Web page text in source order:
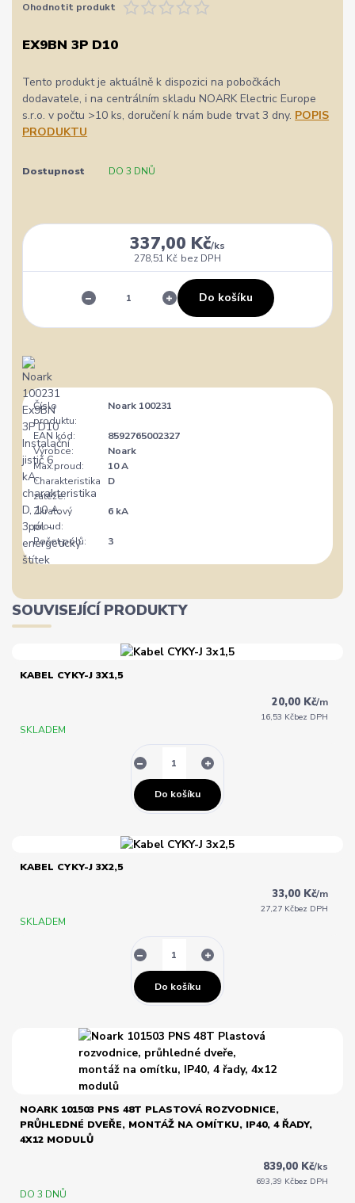
Ohodnotit produkt
EX9BN 3P D10
Tento produkt je aktuálně k dispozici na pobočkách
dodavatele, i na centrálním skladu NOARK Electric Europe
s.r.o. v počtu >10 ks, doručení k nám bude trvat 3 dny. POPIS
PRODUKTU
Dostupnost DO 3 DNŮ
337,00 Kč/ks
278,51 Kč bez DPH
Do košíku
Číslo
produktu:
Noark 100231
EAN kód:
8592765002327
Výrobce:
Noark
Max.proud:
10 A
Charakteristika
zátěže:
D
Zkratový
proud:
6 kA
Počet pólů: 3
SOUVISEJÍCÍ PRODUKTY
KABEL CYKY-J 3X1,5
20,00 Kč/m
16,53 Kčbez DPH
SKLADEM
Do košíku
KABEL CYKY-J 3X2,5
33,00 Kč/m
27,27 Kčbez DPH
SKLADEM
Do košíku
NOARK 101503 PNS 48T PLASTOVÁ ROZVODNICE,
PRŮHLEDNÉ DVEŘE, MONTÁŽ NA OMÍTKU, IP40, 4 ŘADY,
4X12 MODULŮ
839,00 Kč/ks
693,39 Kčbez DPH
DO 3 DNŮ